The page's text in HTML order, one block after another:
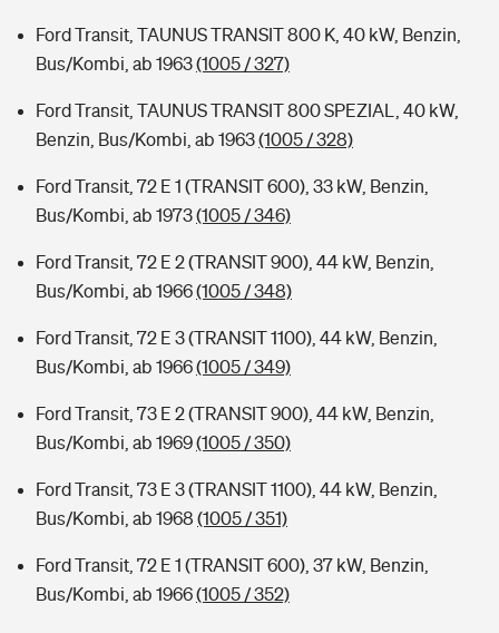
Ford Transit, TAUNUS TRANSIT 800 K, 40 kW, Benzin,
Bus/Kombi, ab 1963(1005 / 327)
Ford Transit, TAUNUS TRANSIT 800 SPEZIAL, 40 kW,
Benzin, Bus/Kombi, ab 1963(1005 / 328)
Ford Transit, 72 E 1 (TRANSIT 600), 33 kW, Benzin,
Bus/Kombi, ab 1973(1005 / 346)
Ford Transit, 72 E 2 (TRANSIT 900), 44 kW, Benzin,
Bus/Kombi, ab 1966(1005 / 348)
Ford Transit, 72 E 3 (TRANSIT 1100), 44 kW, Benzin,
Bus/Kombi, ab 1966(1005 / 349)
Ford Transit, 73 E 2 (TRANSIT 900), 44 kW, Benzin,
Bus/Kombi, ab 1969(1005 / 350)
Ford Transit, 73 E 3 (TRANSIT 1100), 44 kW, Benzin,
Bus/Kombi, ab 1968 (1005 / 351)
Ford Transit, 72 E 1 (TRANSIT 600), 37 kW, Benzin,
Bus/Kombi, ab 1966(1005 / 352)